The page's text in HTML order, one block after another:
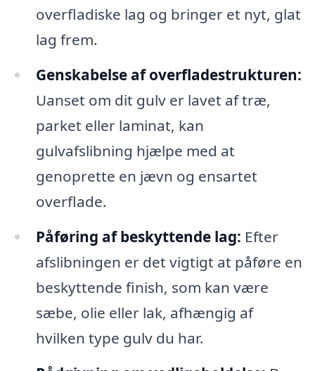
overfladiske lag og bringer et nyt, glat
lag frem.
Genskabelse af overfladestrukturen:
Uanset om dit gulv er lavet af træ,
parket eller laminat, kan
gulvafslibning hjælpe med at
genoprette en jævn og ensartet
overflade.
Påføring af beskyttende lag: Efter
afslibningen er det vigtigt at påføre en
beskyttende finish, som kan være
sæbe, olie eller lak, afhængig af
hvilken type gulv du har.